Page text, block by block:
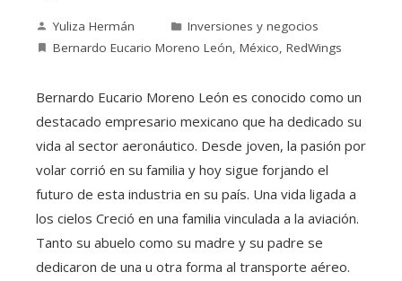
Yuliza Hermán
Inversiones y negocios
Bernardo Eucario Moreno León, México, RedWings
Bernardo Eucario Moreno León es conocido como un
destacado empresario mexicano que ha dedicado su
vida al sector aeronáutico. Desde joven, la pasión por
volar corrió en su familia y hoy sigue forjando el
futuro de esta industria en su país. Una vida ligada a
los cielos Creció en una familia vinculada a la aviación.
Tanto su abuelo como su madre y su padre se
dedicaron de una u otra forma al transporte aéreo.